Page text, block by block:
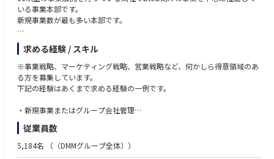
いる事業本部です。
新規事業数が最も多い本部です。
＜本部の事業例＞
・ヘルスケア（オンラインクリニック）※保険診療も新規で始めます。
・EV
・花火事業
・不動産Fintech
など
＜事業戦略室とは＞
イノベーションカンパニー統括本部内の横断組織です。
優秀な人材を同部門にて採用し、ご経験に応じて事業本部内の事業にアサ
求める経験 / スキル
※事業戦略、マーケティング戦略、営業戦略など、何かしら得意領域のあ
る方を募集しています。
下記の経験はあくまで求める経験の一例です。
・新規事業またはグループ会社管理
・新規事業またはグループ会社の業績のモニタリングや業績向上に向けた
経営支援
・M&Aした企業のPMIや継続的な支援
従業員数
5,184名 （（DMMグループ全体））